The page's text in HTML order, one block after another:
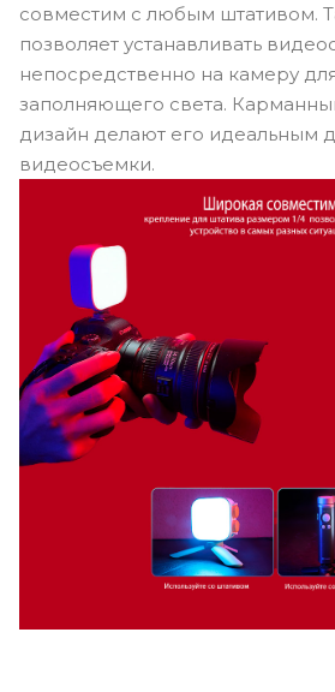
совместим с любым штативом.
позволяет устанавливать
непосредственно на камеру
заполняющего света.
дизайн делают его идеальным
видеосъемки.